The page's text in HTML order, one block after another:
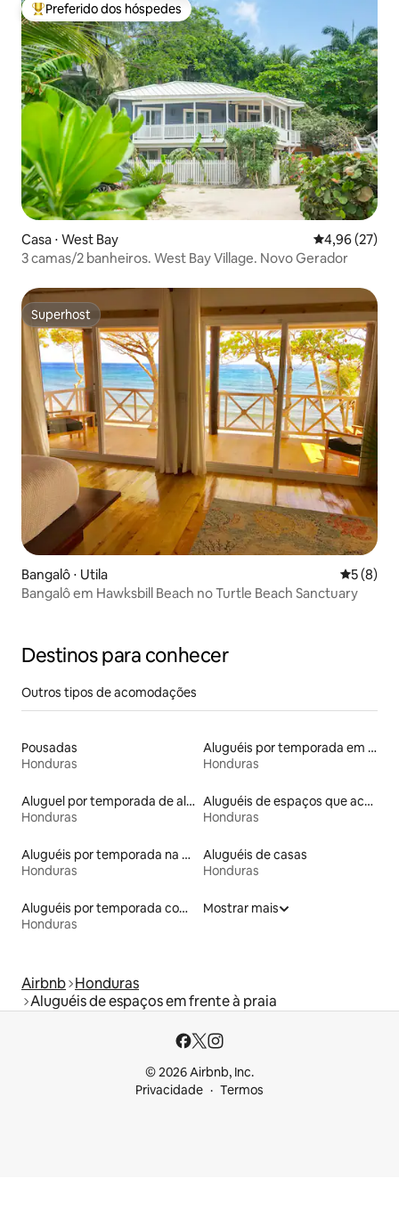
Entre os melhores preferidos dos hóspedes
Preferido dos hóspedes
Casa ⋅ West Bay 4,96 de uma
4,96 (27)
3 camas/2 banheiros. West Bay Village. Novo Gerador
Superhost
Superhost
Bangalô ⋅ Utila 5 de
5 (8)
Bangalô em Hawksbill Beach no Turtle Beach Sanctuary
Destinos para conhecer
Outros tipos de acomodações
Pousadas
Honduras
Aluguéis por temporada em hotéis-fazenda
Honduras
Aluguel por temporada de alojamentos ecológicos
Honduras
Aluguéis de espaços que aceitam animais de estimação
Honduras
Aluguéis por temporada na orla
Honduras
Aluguéis de casas
Honduras
Aluguéis por temporada com caiaque
Honduras
Mostrar mais
Airbnb Honduras
Aluguéis de espaços em frente à praia
© 2026 Airbnb, Inc.
Privacidade
Termos